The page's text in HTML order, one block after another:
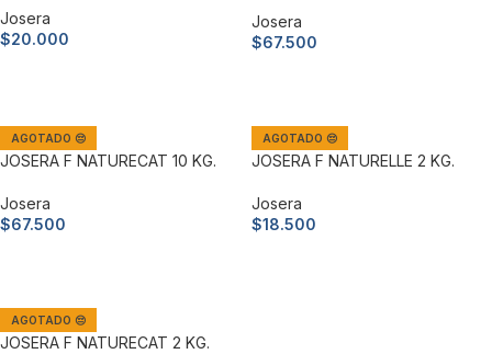
Josera
$20.000
Josera
$67.500
AGOTADO 😔
JOSERA F NATURECAT 10 KG.
Josera
$67.500
AGOTADO 😔
JOSERA F NATURELLE 2 KG.
Josera
$18.500
AGOTADO 😔
JOSERA F NATURECAT 2 KG.